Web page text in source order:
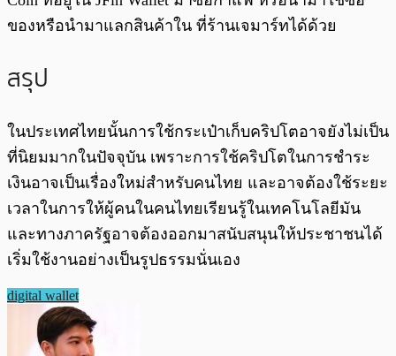
ของหรือนำมาแลกสินค้าใน ที่ร้านเจมาร์ทได้ด้วย
สรุป
ในประเทศไทยนั้นการใช้กระเป๋าเก็บคริปโตอาจยังไม่เป็น
ที่นิยมมากในปัจจุบัน เพราะการใช้คริปโตในการชำระ
เงินอาจเป็นเรื่องใหม่สำหรับคนไทย และอาจต้องใช้ระยะ
เวลาในการให้ผู้คนในคนไทยเรียนรู้ในเทคโนโลยีมัน
และทางภาครัฐอาจต้องออกมาสนับสนุนให้ประชาชนได้
เริ่มใช้งานอย่างเป็นรูปธรรมนั่นเอง
digital wallet